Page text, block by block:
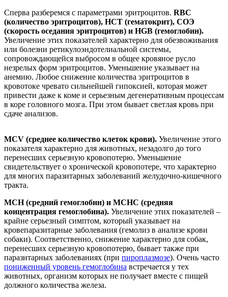
Сперва разберемся с параметрами эритроцитов. RBC
(количество эритроцитов), HCT (гематокрит), СОЭ
(скорость оседания эритроцитов) и HGB (гемоглобин).
Увеличение этих показателей характерно для обезвоживания
или болезни ретикулоэндотелиальной системы,
сопровождающейся выбросом в общее кровяное русло
незрелых форм эритроцитов. Уменьшение указывает на
анемию. Любое снижение количества эритроцитов в
кровотоке чревато сильнейшей гипоксией, которая может
привести даже к коме и серьезным дегенеративным процессам
в коре головного мозга. При этом бывает светлая кровь при
сдаче анализов.
MCV (среднее количество клеток крови). Увеличение этого
показателя характерно для животных, незадолго до того
перенесших серьезную кровопотерю. Уменьшение
свидетельствует о хронической кровопотере, что характерно
для многих паразитарных заболеваний желудочно-кишечного
тракта.
MCH (средний гемоглобин) и MCHC (средняя
концентрация гемоглобина). Увеличение этих показателей –
крайне серьезный симптом, который указывает на
кровепаразитарные заболевания (гемолиз в анализе крови
собаки). Соответственно, снижение характерно для собак,
перенесших серьезную кровопотерю, бывает также при
паразитарных заболеваниях (при пироплазмозе). Очень часто
пониженный уровень гемоглобина встречается у тех
животных, организм которых не получает вместе с пищей
должного количества железа.